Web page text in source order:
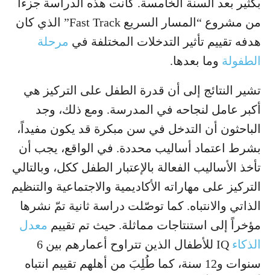
بكثير بعد السنة الخامسة. كانت هذه الدراسة جزءاً
من مشروع “المسار السريع Fast Track” الذي كان
هدفه تقييم تأثير التدخلات المختلفة في مرحلة
الطفولة وما بعدها.
تشير النتائج إلى أن قدرة الطفل على التركيز هي
أكبر عامل لنجاحه في المدرسة. ومع ذلك، وجد
الباحثون أن التدخل في سن مبكرة قد يكون مفيداً،
بشرط اعتماد أساليب محددة. في الواقع، يجب أن
تأخذ الأساليب الفعالة بالإعتبار الطفل ككل، وبالتالي
التركيز على مهاراته الأكاديمية والاجتماعية والتنظيم
الذاتي والانتباه. كما توصّلت دراسة ثانية تمّ نشرها
مؤخراً إلى استنتاجات مماثلة. حيث تم تقييم معدل
الذكاء
IQ للأطفال الذين تتراوح أعمارهم بين 6
سنوات و12 سنة، كما طُلِبَ من أهلهم تقييم انتباه